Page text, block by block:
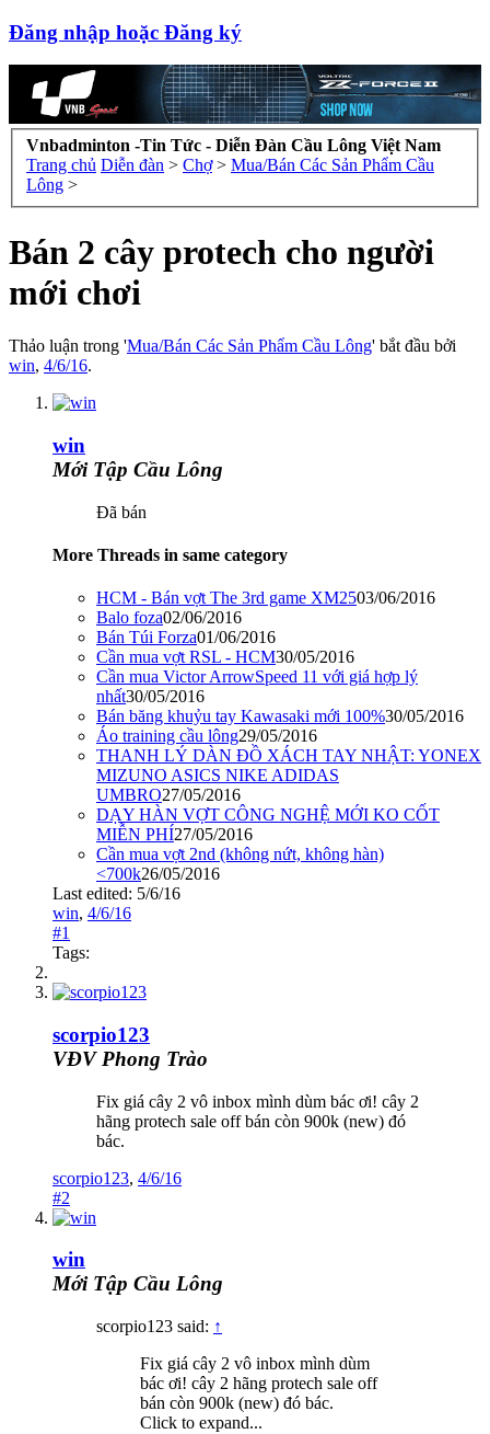
Đăng nhập hoặc Đăng ký
Vnbadminton -Tin Tức - Diễn Đàn Cầu Lông Việt Nam
Trang chủ Diễn đàn > Chợ > Mua/Bán Các Sản Phẩm Cầu
Lông >
Bán 2 cây protech cho người
mới chơi
Thảo luận trong 'Mua/Bán Các Sản Phẩm Cầu Lông' bắt đầu bởi
win, 4/6/16.
win
Mới Tập Cầu Lông
Đã bán
More Threads in same category
HCM - Bán vợt The 3rd game XM2503/06/2016
Balo foza02/06/2016
Bán Túi Forza01/06/2016
Cần mua vợt RSL - HCM30/05/2016
Cần mua Victor ArrowSpeed 11 với giá hợp lý
nhất30/05/2016
Bán băng khuỷu tay Kawasaki mới 100%30/05/2016
Áo training cầu lông29/05/2016
THANH LÝ DÀN ĐỒ XÁCH TAY NHẬT: YONEX
MIZUNO ASICS NIKE ADIDAS
UMBRO27/05/2016
DẠY HÀN VỢT CÔNG NGHỆ MỚI KO CỐT
MIỄN PHÍ27/05/2016
Cần mua vợt 2nd (không nứt, không hàn)
<700k26/05/2016
Last edited: 5/6/16
win, 4/6/16
#1
Tags:
scorpio123
VĐV Phong Trào
Fix giá cây 2 vô inbox mình dùm bác ơi! cây 2
hãng protech sale off bán còn 900k (new) đó
bác.
scorpio123, 4/6/16
#2
win
Mới Tập Cầu Lông
scorpio123 said: ↑
Fix giá cây 2 vô inbox mình dùm
bác ơi! cây 2 hãng protech sale off
bán còn 900k (new) đó bác.
Click to expand...